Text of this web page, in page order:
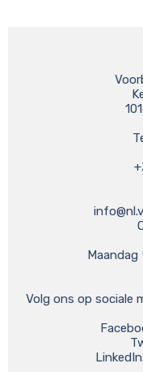
Maandag
Volg ons op sociale